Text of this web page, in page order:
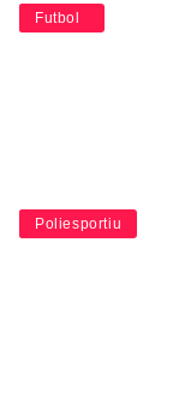
Esports
Futbol
Esports
Poliesportiu